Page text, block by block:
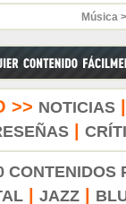
Música
>> NOTICIAS
|
CONTENIDOS
| JAZZ|